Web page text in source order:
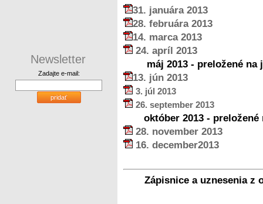
Newsletter
Zadajte e-mail:
pridať
31. januára 2013
28. februára2013
14. marca2013
24. apríl 2013
máj 2013 - preložené na
13. jún 2013
3. júl 2013
26. september 2013
október 2013 - preložené
28. november 2013
16. december2013
Zápisnice a uznesenia z